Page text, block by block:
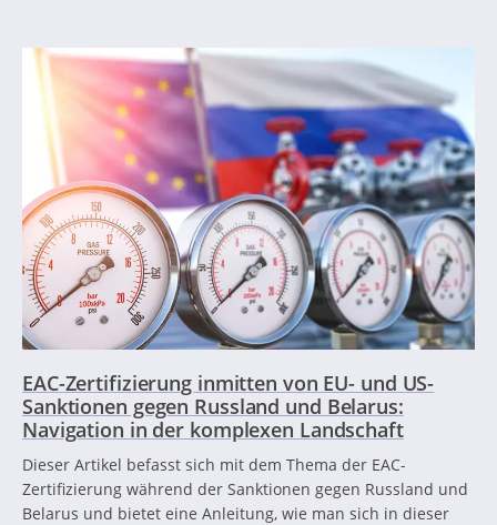
EAC-Zertifizierung inmitten von EU- und US-
Sanktionen gegen Russland und Belarus:
Navigation in der komplexen Landschaft
Dieser Artikel befasst sich mit dem Thema der EAC-
Zertifizierung während der Sanktionen gegen Russland und
Belarus und bietet eine Anleitung, wie man sich in dieser